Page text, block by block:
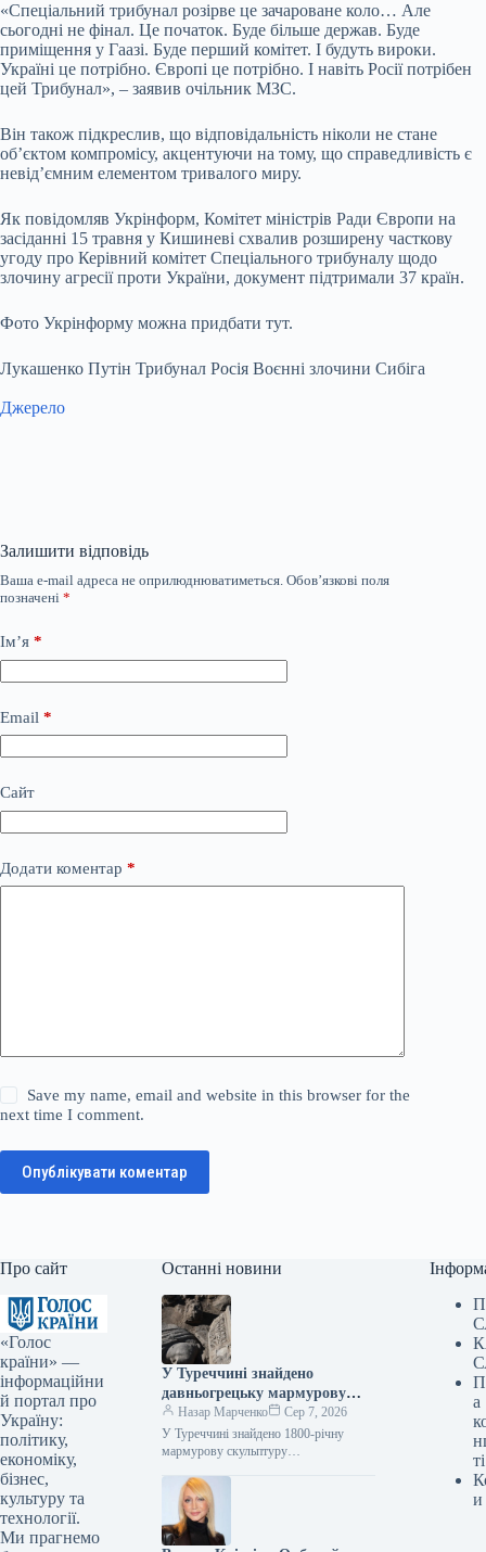
«Спеціальний трибунал розірве це зачароване коло… Але
сьогодні не фінал. Це початок. Буде більше держав. Буде
приміщення у Гаазі. Буде перший комітет. І будуть вироки.
Україні це потрібно. Європі це потрібно. І навіть Росії потрібен
цей Трибунал», – заявив очільник МЗС.
Він також підкреслив, що відповідальність ніколи не стане
об’єктом компромісу, акцентуючи на тому, що справедливість є
невід’ємним елементом тривалого миру.
Як повідомляв Укрінформ, Комітет міністрів Ради Європи на
засіданні 15 травня у Кишиневі схвалив розширену часткову
угоду про Керівний комітет Спеціального трибуналу щодо
злочину агресії проти України, документ підтримали 37 країн.
Фото Укрінформу можна придбати тут.
Лукашенко Путін Трибунал Росія Воєнні злочини Сибіга
Джерело
Залишити відповідь
Ваша e-mail адреса не оприлюднюватиметься. Обов’язкові поля
позначені *
Ім’я *
Email *
Сайт
Додати коментар *
Save my name, email and website in this browser for the
next time I comment.
Опублікувати коментар
Про сайт
«Голос
країни» —
інформаційни
й портал про
Україну:
політику,
економіку,
бізнес,
культуру та
технології.
Ми прагнемо
Останні новини
У Туреччині знайдено
давньогрецьку мармурову
статую бога лікування, вік
якої становить 1800 років.
Назар Марченко
Сер 7, 2026
У Туреччині знайдено 1800-річну
мармурову скульптуру
07.08.2026 16:02 Укрінформ У
давньому місті Аспендос,
розташованому в турецькій…
а
ті
и